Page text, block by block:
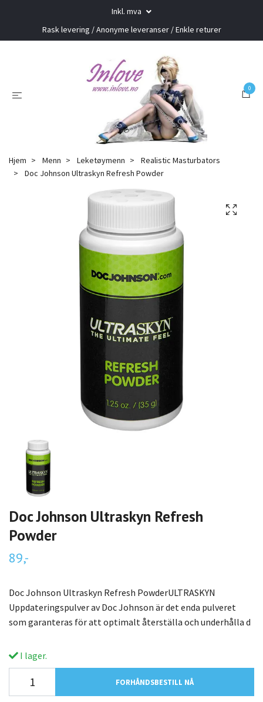
Inkl. mva
Rask levering / Anonyme leveranser / Enkle returer
0
Hjem Menn Leketøymenn
Realistic Masturbators
Doc Johnson Ultraskyn Refresh Powder
Doc Johnson Ultraskyn Refresh
Powder
89,-
Doc Johnson Ultraskyn Refresh PowderULTRASKYN
Uppdateringspulver av Doc Johnson är det enda pulveret
som garanteras för att optimalt återställa och underhålla d
I lager.
FORHÅNDSBESTILL NÅ